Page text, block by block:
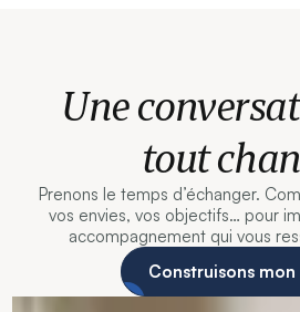
Une
tout
Prenons le temps d’échanger.
vos envies, vos objectifs… pour
accompagnement qui vous
Construisons